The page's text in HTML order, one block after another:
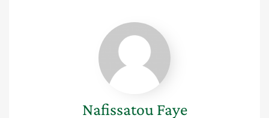
Nafissatou
Faye
Nafissatou Faye